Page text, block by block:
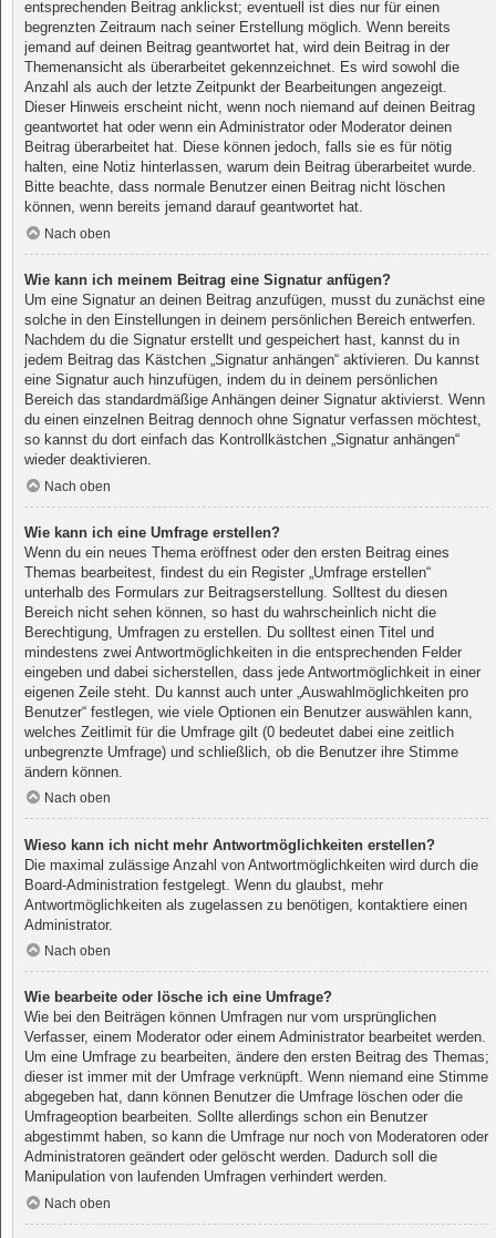
entsprechenden Beitrag anklickst; eventuell ist dies nur für einen
begrenzten Zeitraum nach seiner Erstellung möglich. Wenn bereits
jemand auf deinen Beitrag geantwortet hat, wird dein Beitrag in der
Themenansicht als überarbeitet gekennzeichnet. Es wird sowohl die
Anzahl als auch der letzte Zeitpunkt der Bearbeitungen angezeigt.
Dieser Hinweis erscheint nicht, wenn noch niemand auf deinen Beitrag
geantwortet hat oder wenn ein Administrator oder Moderator deinen
Beitrag überarbeitet hat. Diese können jedoch, falls sie es für nötig
halten, eine Notiz hinterlassen, warum dein Beitrag überarbeitet wurde.
Bitte beachte, dass normale Benutzer einen Beitrag nicht löschen
können, wenn bereits jemand darauf geantwortet hat.
Nach oben
Wie kann ich meinem Beitrag eine Signatur anfügen?
Um eine Signatur an deinen Beitrag anzufügen, musst du zunächst eine
solche in den Einstellungen in deinem persönlichen Bereich entwerfen.
Nachdem du die Signatur erstellt und gespeichert hast, kannst du in
jedem Beitrag das Kästchen „Signatur anhängen“ aktivieren. Du kannst
eine Signatur auch hinzufügen, indem du in deinem persönlichen
Bereich das standardmäßige Anhängen deiner Signatur aktivierst. Wenn
du einen einzelnen Beitrag dennoch ohne Signatur verfassen möchtest,
so kannst du dort einfach das Kontrollkästchen „Signatur anhängen“
wieder deaktivieren.
Nach oben
Wie kann ich eine Umfrage erstellen?
Wenn du ein neues Thema eröffnest oder den ersten Beitrag eines
Themas bearbeitest, findest du ein Register „Umfrage erstellen“
unterhalb des Formulars zur Beitragserstellung. Solltest du diesen
Bereich nicht sehen können, so hast du wahrscheinlich nicht die
Berechtigung, Umfragen zu erstellen. Du solltest einen Titel und
mindestens zwei Antwortmöglichkeiten in die entsprechenden Felder
eingeben und dabei sicherstellen, dass jede Antwortmöglichkeit in einer
eigenen Zeile steht. Du kannst auch unter „Auswahlmöglichkeiten pro
Benutzer“ festlegen, wie viele Optionen ein Benutzer auswählen kann,
welches Zeitlimit für die Umfrage gilt (0 bedeutet dabei eine zeitlich
unbegrenzte Umfrage) und schließlich, ob die Benutzer ihre Stimme
ändern können.
Nach oben
Wieso kann ich nicht mehr Antwortmöglichkeiten erstellen?
Die maximal zulässige Anzahl von Antwortmöglichkeiten wird durch die
Board-Administration festgelegt. Wenn du glaubst, mehr
Antwortmöglichkeiten als zugelassen zu benötigen, kontaktiere einen
Administrator.
Nach oben
Wie bearbeite oder lösche ich eine Umfrage?
Wie bei den Beiträgen können Umfragen nur vom ursprünglichen
Verfasser, einem Moderator oder einem Administrator bearbeitet werden.
Um eine Umfrage zu bearbeiten, ändere den ersten Beitrag des Themas;
dieser ist immer mit der Umfrage verknüpft. Wenn niemand eine Stimme
abgegeben hat, dann können Benutzer die Umfrage löschen oder die
Umfrageoption bearbeiten. Sollte allerdings schon ein Benutzer
abgestimmt haben, so kann die Umfrage nur noch von Moderatoren oder
Administratoren geändert oder gelöscht werden. Dadurch soll die
Manipulation von laufenden Umfragen verhindert werden.
Nach oben